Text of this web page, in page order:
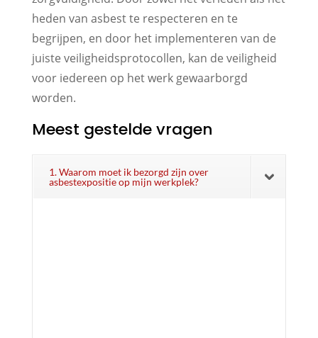
heden van asbest te respecteren en te
begrijpen, en door het implementeren van de
juiste veiligheidsprotocollen, kan de veiligheid
voor iedereen op het werk gewaarborgd
worden.
Meest gestelde vragen
1. Waarom moet ik bezorgd zijn over
asbestexpositie op mijn werkplek?